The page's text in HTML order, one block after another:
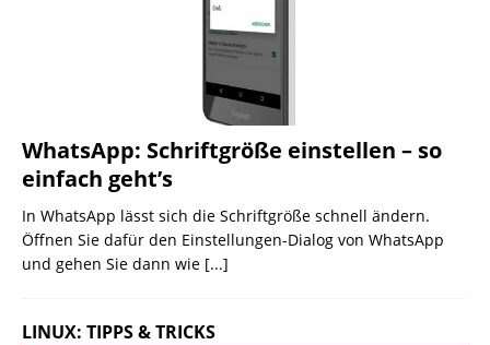
WhatsApp: Schriftgröße einstellen – so
einfach geht’s
In WhatsApp lässt sich die Schriftgröße schnell ändern.
Öffnen Sie dafür den Einstellungen-Dialog von WhatsApp
und gehen Sie dann wie [...]
LINUX: TIPPS & TRICKS